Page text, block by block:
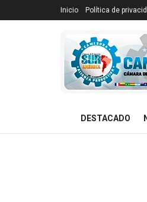
Inicio Política de
DESTACADO